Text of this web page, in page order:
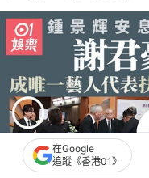
在Google
追蹤《香港01》